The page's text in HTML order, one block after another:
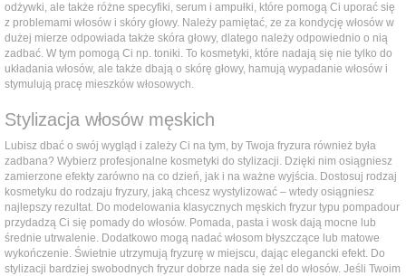
odżywki, ale także różne specyfiki, serum i ampułki, które pomogą Ci uporać się
z problemami włosów i skóry głowy. Należy pamiętać, ze za kondycję włosów w
dużej mierze odpowiada także skóra głowy, dlatego należy odpowiednio o nią
zadbać. W tym pomogą Ci np. toniki. To kosmetyki, które nadają się nie tylko do
układania włosów, ale także dbają o skórę głowy, hamują wypadanie włosów i
stymulują pracę mieszków włosowych.
Stylizacja włosów męskich
Lubisz dbać o swój wygląd i zależy Ci na tym, by Twoja fryzura również była
zadbana? Wybierz profesjonalne kosmetyki do stylizacji. Dzięki nim osiągniesz
zamierzone efekty zarówno na co dzień, jak i na ważne wyjścia. Dostosuj rodzaj
kosmetyku do rodzaju fryzury, jaką chcesz wystylizować – wtedy osiągniesz
najlepszy rezultat. Do modelowania klasycznych męskich fryzur typu pompadour
przydadzą Ci się pomady do włosów. Pomada, pasta i wosk dają mocne lub
średnie utrwalenie. Dodatkowo mogą nadać włosom błyszczące lub matowe
wykończenie. Świetnie utrzymują fryzurę w miejscu, dając elegancki efekt. Do
stylizacji bardziej swobodnych fryzur dobrze nada się żel do włosów. Jeśli Twoim